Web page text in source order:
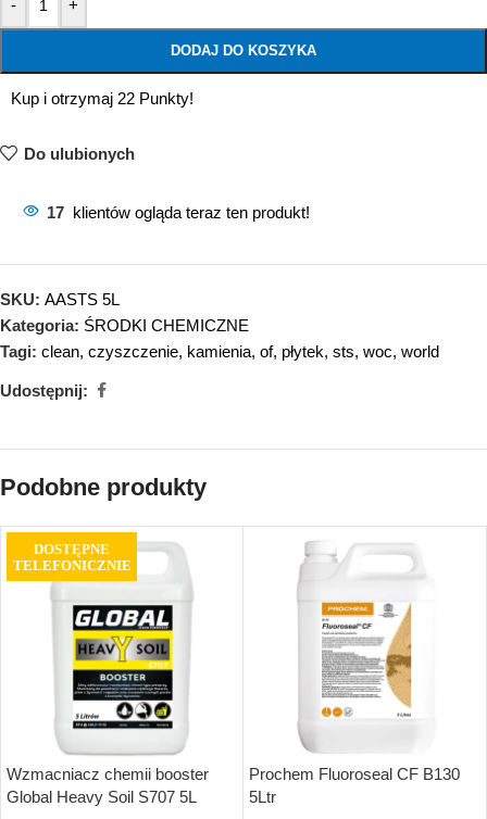
- +
DODAJ DO KOSZYKA
Kup i otrzymaj 22 Punkty!
Do ulubionych
17 klientów ogląda teraz ten produkt!
SKU: AASTS 5L
Kategoria: ŚRODKI CHEMICZNE
Tagi: clean, czyszczenie, kamienia, of, płytek, sts, woc, world
Udostępnij:
Podobne produkty
DOSTĘPNE
TELEFONICZNIE
Wzmacniacz chemii booster
Global Heavy Soil S707 5L
Prochem Fluoroseal CF B130
5Ltr